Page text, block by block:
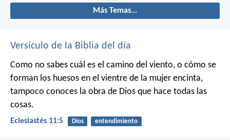
Más Temas...
Versículo de la Biblia del día
Como no sabes cuál es el camino del viento, o cómo se
forman los huesos en el vientre de la mujer encinta,
tampoco conoces la obra de Dios que hace todas las
cosas.
Eclesiastés 11:5 Dios entendimiento